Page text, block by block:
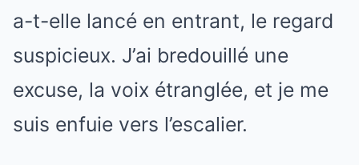
a-t-elle lancé en entrant, le regard
suspicieux. J’ai bredouillé une
excuse, la voix étranglée, et je me
suis enfuie vers l’escalier.